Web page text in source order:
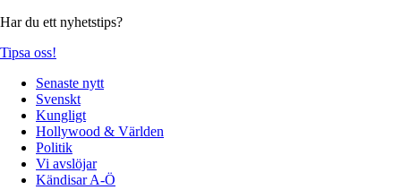
Har du ett nyhetstips?
Tipsa oss!
Senaste nytt
Svenskt
Kungligt
Hollywood & Världen
Politik
Vi avslöjar
Kändisar A-Ö